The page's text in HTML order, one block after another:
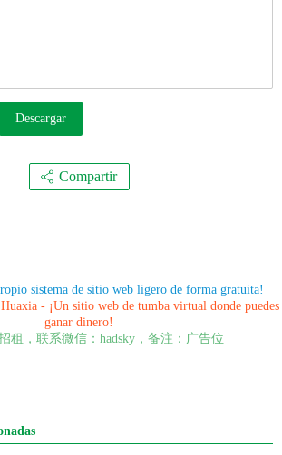
Descargar
Compartir
sistema de sitio web ligero de forma gratuita!
- ¡Un sitio web de tumba virtual donde puedes
ganar dinero!
租，联系微信：hadsky，备注：广告位